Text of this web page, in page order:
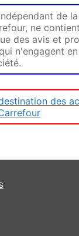
de la
ne
des avis et
n'engagent
des